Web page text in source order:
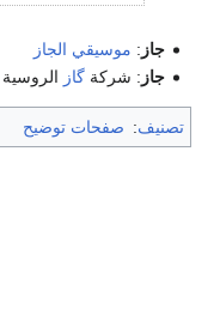
جاز : موسيقي الجاز
جاز : شركةگاز
تصنيف: صفحات توضيح